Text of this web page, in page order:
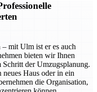
mit Ulm ist er es auch
bieten wir Ihnen
der Umzugsplanung.
Haus oder in ein
die Organisation,